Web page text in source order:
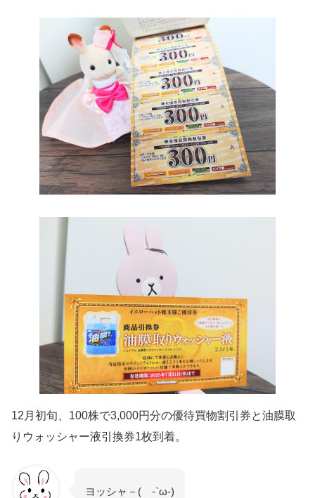
12月初旬、100株で3,000円分の優待買物割引券と油膜取
りウォッシャー液引換券1枚到着。
ヨッシャ－( -`ω-)